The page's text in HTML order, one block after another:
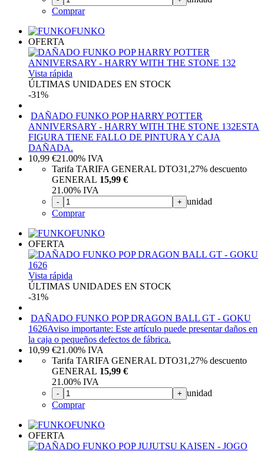
Comprar
FUNKO
OFERTA
Vista rápida
ÚLTIMAS UNIDADES EN STOCK
-31%
DAÑADO FUNKO POP HARRY POTTER
ANNIVERSARY - HARRY WITH THE STONE 132ESTA
FIGURA TIENE FALLO DE PINTURA Y CAJA
DAÑADA.
10,99 €21.00% IVA
Tarifa TARIFA GENERAL DTO31,27% descuento
GENERAL 15,99 €
21.00% IVA
- + unidad
Comprar
FUNKO
OFERTA
Vista rápida
ÚLTIMAS UNIDADES EN STOCK
-31%
DAÑADO FUNKO POP DRAGON BALL GT - GOKU
1626Aviso importante: Este artículo puede presentar daños en
la caja o pequeños defectos de fábrica.
10,99 €21.00% IVA
Tarifa TARIFA GENERAL DTO31,27% descuento
GENERAL 15,99 €
21.00% IVA
- + unidad
Comprar
FUNKO
OFERTA